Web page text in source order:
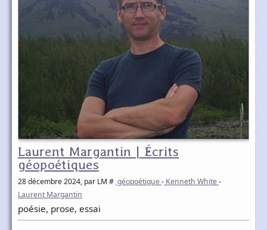
Laurent Margantin | Écrits
géopoétiques
28 décembre 2024, par LM # géopoétique- Kenneth White-
Laurent Margantin
poésie, prose, essai